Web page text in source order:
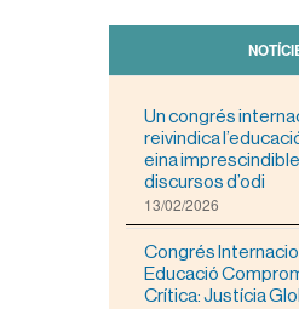
l
c
e
r
a
v
s
u
a
Un congrés
reivindica
eina
discursos d’odi
13/02/2026
Congrés
Educació
Crítica: Justícia